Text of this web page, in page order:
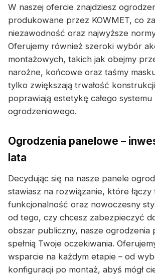
W naszej ofercie znajdziesz
produkowane przez KOWMET, co
niezawodność oraz najwyższe
Oferujemy również szeroki wybór
montażowych, takich jak obejmy
narożne, końcowe oraz taśmy
tylko zwiększają trwałość
poprawiają estetykę całego systemu
ogrodzeniowego.
Ogrodzenia panelowe –
lata
Decydując się na nasze panele
stawiasz na rozwiązanie, które łączy
funkcjonalność oraz nowoczesny
od tego, czy chcesz zabezpieczyć
obszar publiczny, nasze ogrodzenia
spełnią Twoje oczekiwania.
wsparcie na każdym etapie – od
konfiguracji po montaż, abyś mógł